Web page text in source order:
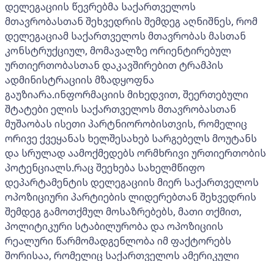
დელეგაციის წევრებმა საქართველოს
მთავრობასთან შეხვედრის შემდეგ აღნიშნეს, რომ
დელეგაციამ საქართველოს მთავრობას მასთან
კონსტრუქციულ, მომავალზე ორიენტირებულ
ურთიერთობასთან დაკავშირებით ტრამპის
ადმინისტრაციის მზადყოფნა
გაუზიარა.ინფორმაციის მიხედვით, შეერთებული
შტატები ელის საქართველოს მთავრობასთან
მუშაობას ისეთი პარტნიორობისთვის, რომელიც
ორივე ქვეყანას ხელშესახებ სარგებელს მოუტანს
და სრულად აამოქმედებს ორმხრივი ურთიერთობის
პოტენციალს.რაც შეეხება სახელმწიფო
დეპარტამენტის დელეგაციის მიერ საქართველოს
ოპოზიციური პარტიების ლიდერებთან შეხვედრის
შემდეგ გამოთქმულ მოსაზრებებს, მათი თქმით,
პოლიტიკური სტაბილურობა და ოპოზიციის
რეალური წარმომადგენლობა იმ ფაქტორებს
შორისაა, რომელიც საქართველოს ამერიკული